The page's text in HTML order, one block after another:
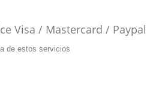
Visa / Mastercard / Paypal
de estos servicios